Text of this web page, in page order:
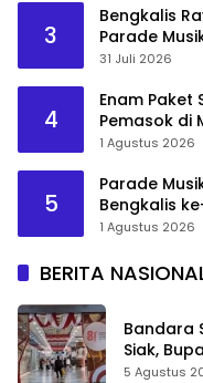
3
Bengkalis
Parade
31 Juli 2026
4
Enam Paket
Pemasok di
1 Agustus 2026
5
Parade
Bengkalis
1 Agustus 2026
BERITA
Bandara
Siak,
Sejarah
5 Agustus